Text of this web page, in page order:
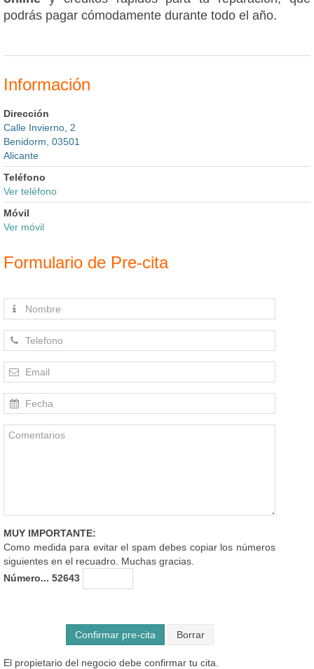
podrás pagar cómodamente durante todo el año.
Información
Dirección
Calle Invierno, 2
Benidorm, 03501
Alicante
Teléfono
Ver teléfono
Móvil
Ver móvil
Formulario de Pre-cita
MUY IMPORTANTE:
Como medida para evitar el spam debes copiar los números
siguientes en el recuadro. Muchas gracias.
Número... 52643
Confirmar pre-cita
El propietario del negocio debe confirmar tu cita.